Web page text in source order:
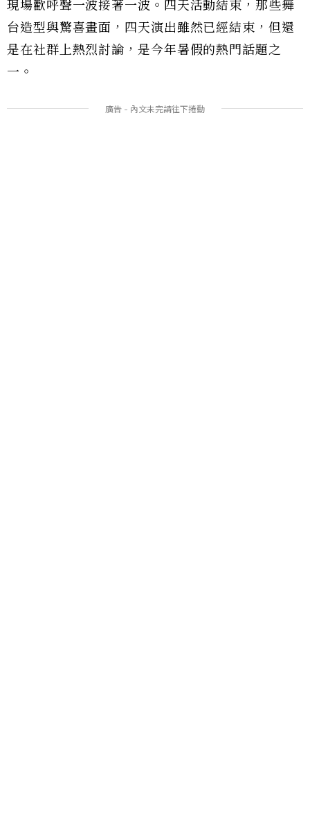
現場歡呼聲一波接著一波。四天活動結束，那些舞
台造型與驚喜畫面，四天演出雖然已經結束，但還
是在社群上熱烈討論，是今年暑假的熱門話題之
一。